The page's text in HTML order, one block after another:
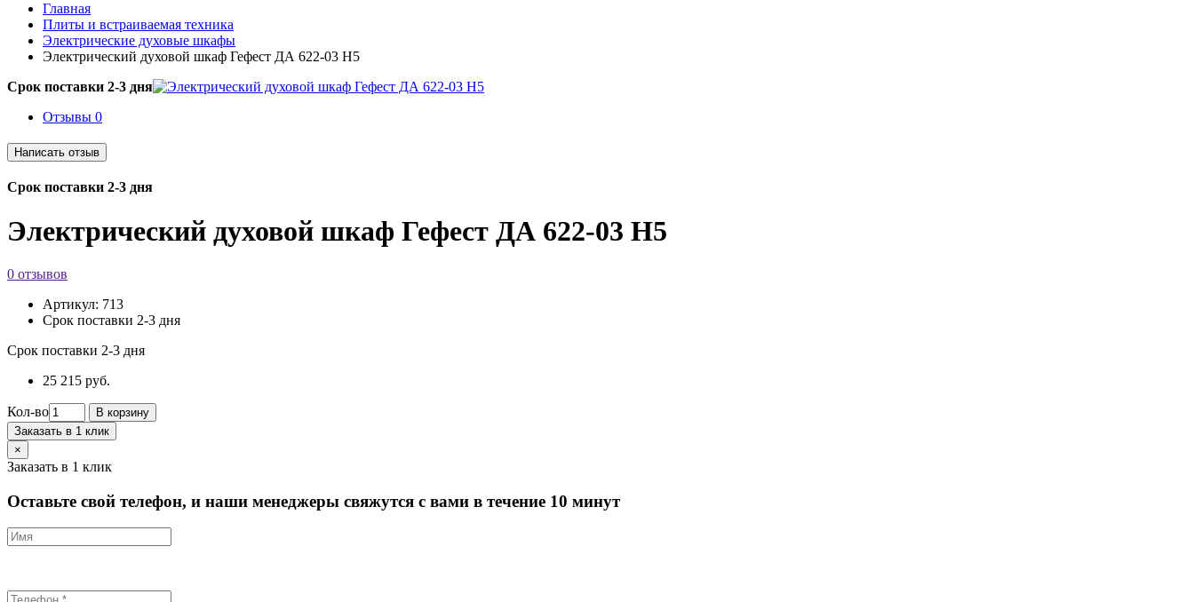
Главная
Плиты и встраиваемая техника
Электрические духовые шкафы
Электрический духовой шкаф Гефест ДА 622-03 Н5
Срок поставки 2-3 дня
Отзывы 0
Срок поставки 2-3 дня
Электрический духовой шкаф Гефест ДА 622-03 Н5
0 отзывов
Артикул: 713
Срок поставки 2-3 дня
Срок поставки 2-3 дня
25 215 руб.
Кол-во
В корзину
Заказать в 1 клик
×
Заказать в 1 клик
Оставьте свой телефон, и наши менеджеры свяжутся с вами в течение 10 минут